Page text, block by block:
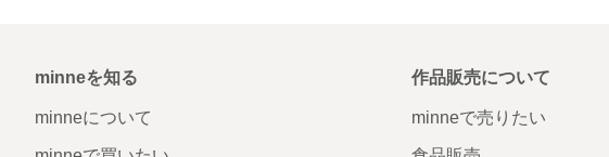
minneを知る
minneについて
作品販売について
minneで売りたい